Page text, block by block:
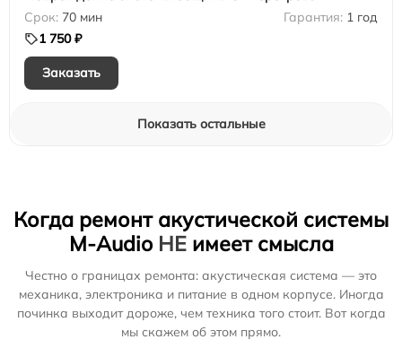
70 мин
1 год
1 750 ₽
Заказать
Показать остальные
Когда ремонт акустической системы
M-Audio НЕимеет смысла
Честно о границах ремонта: акустическая система — это
механика, электроника и питание в одном корпусе. Иногда
починка выходит дороже, чем техника того стоит. Вот когда
мы скажем об этом прямо.